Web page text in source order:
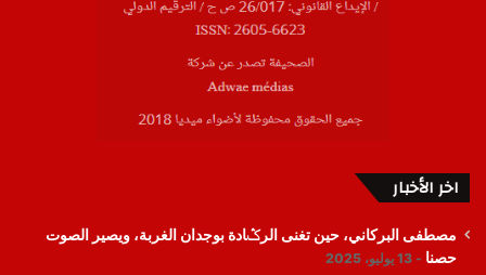
اخر الأخبار
مصطفى البركاني، حين تغنى الرݣادة بوجدان الغربة، ويصير الصوت
حصنا
13 يوليو، 2025